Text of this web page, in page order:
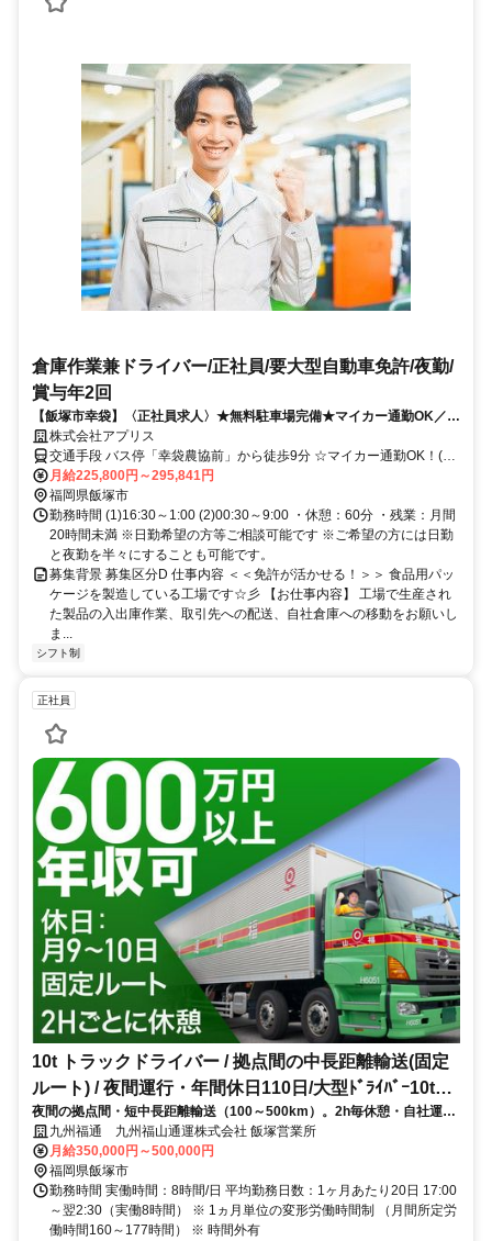
倉庫作業兼ドライバー/正社員/要大型自動車免許/夜勤/
賞与年2回
【飯塚市幸袋】〈正社員求人〉★無料駐車場完備★マイカー通勤OK／年
間休日115日/昼食代補助／～40代活躍中の職場です♪
株式会社アプリス
交通手段 バス停「幸袋農協前」から徒歩9分 ☆マイカー通勤OK！(従
業員用無料駐車場あり) 【最寄り駅】 ・ＪＲ筑豊本線「鯰田駅」
月給225,800円～295,841円
福岡県飯塚市
勤務時間 (1)16:30～1:00 (2)00:30～9:00 ・休憩：60分 ・残業：月間
20時間未満 ※日勤希望の方等ご相談可能です ※ご希望の方には日勤
と夜勤を半々にすることも可能です。
募集背景 募集区分D 仕事内容 ＜＜免許が活かせる！＞＞ 食品用パッ
ケージを製造している工場です☆彡 【お仕事内容】 工場で生産され
た製品の入出庫作業、取引先への配送、自社倉庫への移動をお願いし
ま...
シフト制
正社員
10t トラックドライバー / 拠点間の中長距離輸送(固定
ルート) / 夜間運行・年間休日110日/大型ﾄﾞﾗｲﾊﾞｰ10t定
期夜間幹線便(正社員)
夜間の拠点間・短中長距離輸送（100～500km）。2h毎休憩・自社運
行・計画運行で無理なく働けます
九州福通 九州福山通運株式会社 飯塚営業所
月給350,000円～500,000円
福岡県飯塚市
勤務時間 実働時間：8時間/日 平均勤務日数：1ヶ月あたり20日 17:00
～翌2:30（実働8時間） ※ 1ヵ月単位の変形労働時間制 （月間所定労
働時間160～177時間） ※ 時間外有